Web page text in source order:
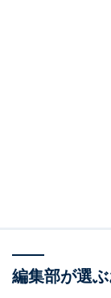
編集部が選